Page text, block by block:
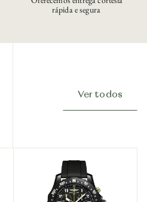
rápida e segura
Ver todos